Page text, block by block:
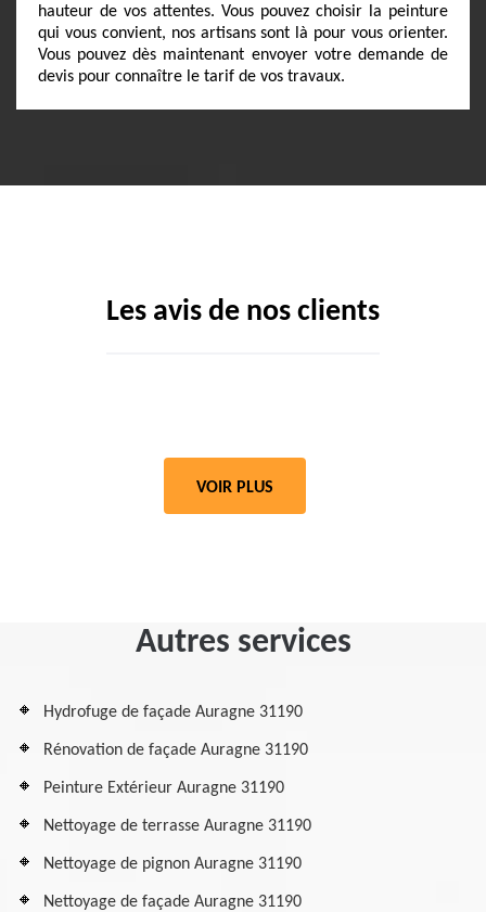
hauteur de vos attentes. Vous pouvez choisir la peinture
qui vous convient, nos artisans sont là pour vous orienter.
Vous pouvez dès maintenant envoyer votre demande de
devis pour connaître le tarif de vos travaux.
Les avis de nos clients
VOIR PLUS
Autres services
Hydrofuge de façade Auragne 31190
Rénovation de façade Auragne 31190
Peinture Extérieur Auragne 31190
Nettoyage de terrasse Auragne 31190
Nettoyage de pignon Auragne 31190
Nettoyage de façade Auragne 31190